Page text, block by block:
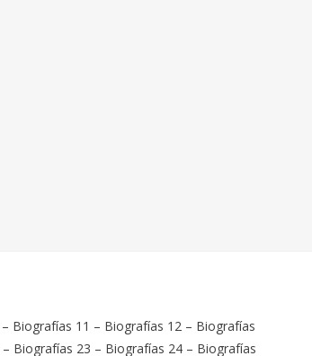
– Biografías 11 – Biografías 12 – Biografías
– Biografías 23 – Biografías 24 – Biografías